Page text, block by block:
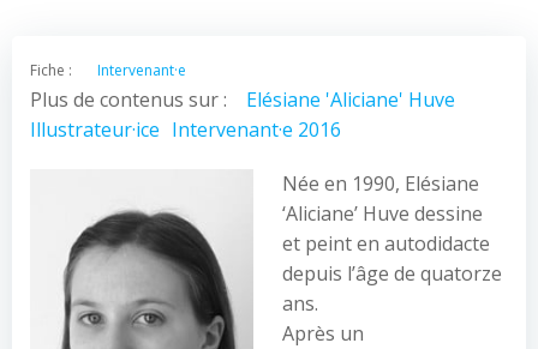
Fiche : Intervenant·e
Plus de contenus sur :
Elésiane 'Aliciane' Huve
Illustrateur·ice Intervenant·e 2016
Née en 1990, Elésiane
‘Aliciane’ Huve dessine
et peint en autodidacte
depuis l’âge de quatorze
ans.
Après un